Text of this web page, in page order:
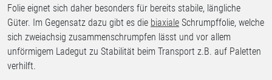
Folie eignet sich daher besonders für bereits stabile, längliche
Güter. Im Gegensatz dazu gibt es die biaxiale Schrumpffolie, welche
sich zweiachsig zusammenschrumpfen lässt und vor allem
unförmigem Ladegut zu Stabilität beim Transport z.B. auf Paletten
verhilft.